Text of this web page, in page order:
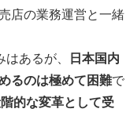
店の業務運営と一緒
あるが、
日本国内
るのは極めて困難で
的な変革として受